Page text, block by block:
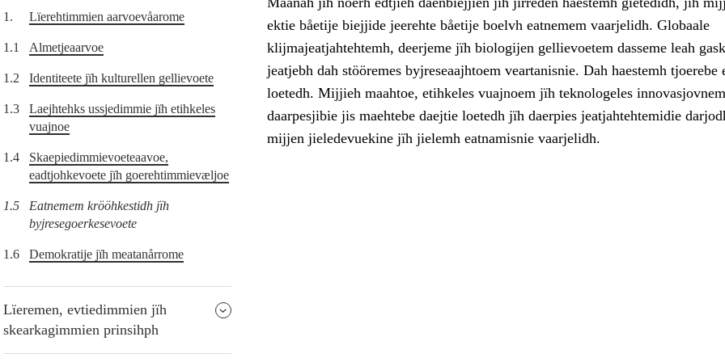
1. Lïerehtimmien aarvoevåarome
1.1 Almetjeaarvoe
1.2 Identiteete jïh kulturellen gellievoete
1.3
Laejhtehks ussjedimmie jïh etihkeles
vuajnoe
1.4
Skaepiedimmievoeteaavoe,
eadtjohkevoete jïh goerehtimmievæljoe
1.5
Eatnemem krööhkestidh jïh
byjresegoerkesevoete
1.6 Demokratije jïh meatanårrome
Lïeremen, evtiedimmien jïh
skearkagimmien prinsihph
ektie båetije biejjide jeerehte båetije boelvh eatnemem vaarjelidh. Globaale
klijmajeatjahtehtemh, deerjeme jïh biologijen gellievoetem dasseme leah
jeatjebh dah stööremes byjreseaajhtoem veartanisnie. Dah haestemh tjoerebe
loetedh. Mijjieh maahtoe, etihkeles vuajnoem jïh teknologeles innovasjovnem
daarpesjibie jis maehtebe daejtie loetedh jïh daerpies jeatjahtehtemidie
mijjen jieledevuekine jïh jielemh eatnamisnie vaarjelidh.